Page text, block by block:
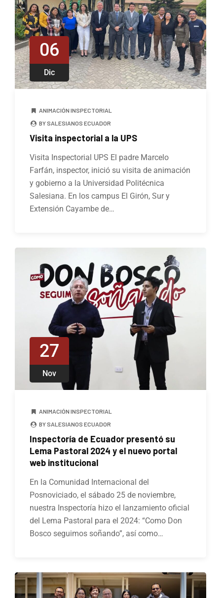
06
Dic
ANIMACIÓN INSPECTORIAL
BY SALESIANOS ECUADOR
Visita inspectorial a la UPS
Visita Inspectorial UPS El padre Marcelo
Farfán, inspector, inició su visita de animación
y gobierno a la Universidad Politécnica
Salesiana. En los campus El Girón, Sur y
Extensión Cayambe de…
27
Nov
ANIMACIÓN INSPECTORIAL
BY SALESIANOS ECUADOR
Inspectoría de Ecuador presentó su
Lema Pastoral 2024 y el nuevo portal
web institucional
En la Comunidad Internacional del
Posnoviciado, el sábado 25 de noviembre,
nuestra Inspectoría hizo el lanzamiento oficial
del Lema Pastoral para el 2024: “Como Don
Bosco seguimos soñando”, así como…